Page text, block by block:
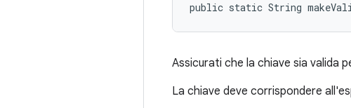
public static String
Assicurati che la chiave sia valida
La chiave deve corrispondere